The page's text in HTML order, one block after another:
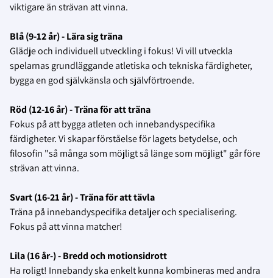
viktigare än strävan att vinna.
Blå (9-12 år) - Lära sig träna
Glädje och individuell utveckling i fokus! Vi vill utveckla
spelarnas grundläggande atletiska och tekniska färdigheter,
bygga en god självkänsla och självförtroende.
Röd (12-16 år) - Träna för att träna
Fokus på att bygga atleten och innebandyspecifika
färdigheter. Vi skapar förståelse för lagets betydelse, och
filosofin "så många som möjligt så länge som möjligt" går före
strävan att vinna.
Svart (16-21 år) - Träna för att tävla
Träna på innebandyspecifika detaljer och specialisering.
Fokus på att vinna matcher!
Lila (16 år-) - Bredd och motionsidrott
Ha roligt! Innebandy ska enkelt kunna kombineras med andra